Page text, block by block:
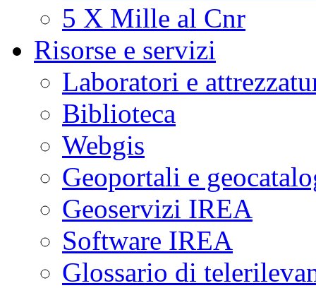
5 X Mille al Cnr
Risorse e servizi
Laboratori e
Biblioteca
Webgis
Geoportali e
Geoservizi IREA
Software IREA
Glossario di